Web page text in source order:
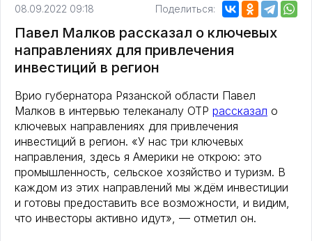
08.09.2022 09:18 Поделиться:
Павел Малков рассказал о ключевых
направлениях для привлечения
инвестиций в регион
Врио губернатора Рязанской области Павел
Малков в интервью телеканалу ОТР рассказал о
ключевых направлениях для привлечения
инвестиций в регион. «У нас три ключевых
направления, здесь я Америки не открою: это
промышленность, сельское хозяйство и туризм. В
каждом из этих направлений мы ждём инвестиции
и готовы предоставить все возможности, и видим,
что инвесторы активно идут», — отметил он.